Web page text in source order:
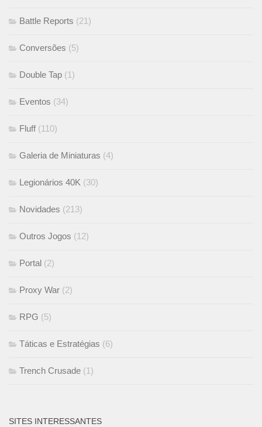
Battle Reports (21)
Conversões (5)
Double Tap (1)
Eventos (34)
Fluff (110)
Galeria de Miniaturas (4)
Legionários 40K (30)
Novidades (213)
Outros Jogos (12)
Portal (2)
Proxy War (2)
RPG (5)
Táticas e Estratégias (6)
Trench Crusade (1)
SITES INTERESSANTES